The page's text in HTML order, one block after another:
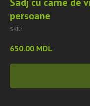
persoane
SKU:
650.00 MDL